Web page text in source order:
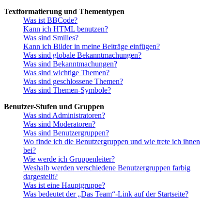
Textformatierung und Thementypen
Was ist BBCode?
Kann ich HTML benutzen?
Was sind Smilies?
Kann ich Bilder in meine Beiträge einfügen?
Was sind globale Bekanntmachungen?
Was sind Bekanntmachungen?
Was sind wichtige Themen?
Was sind geschlossene Themen?
Was sind Themen-Symbole?
Benutzer-Stufen und Gruppen
Was sind Administratoren?
Was sind Moderatoren?
Was sind Benutzergruppen?
Wo finde ich die Benutzergruppen und wie trete ich ihnen
bei?
Wie werde ich Gruppenleiter?
Weshalb werden verschiedene Benutzergruppen farbig
dargestellt?
Was ist eine Hauptgruppe?
Was bedeutet der „Das Team“-Link auf der Startseite?